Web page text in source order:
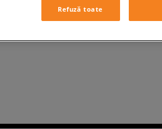
Refuză toate